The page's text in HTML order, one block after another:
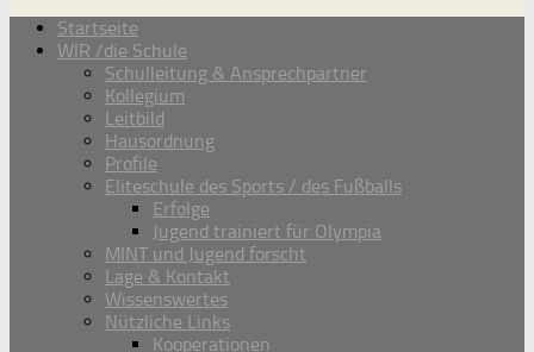
Startseite
WIR /die Schule
Schulleitung & Ansprechpartner
Kollegium
Leitbild
Hausordnung
Profile
Eliteschule des Sports / des Fußballs
Erfolge
Jugend trainiert für Olympia
MINT und Jugend forscht
Lage & Kontakt
Wissenswertes
Nützliche Links
Kooperationen